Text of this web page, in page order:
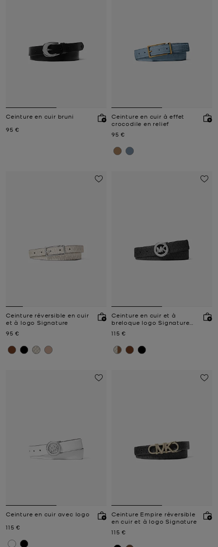
Ceinture en cuir bruni
Prix actuel
95 €
Ceinture en cuir à effet
crocodile en relief
Prix actuel
95 €
Ceinture réversible en cuir
et à logo Signature
Prix actuel
95 €
Ceinture en cuir et à
breloque logo Signature
Prix actuel
115 €
Ceinture en cuir avec logo
Prix actuel
115 €
Ceinture Empire réversible
en cuir et à logo Signature
Prix actuel
115 €